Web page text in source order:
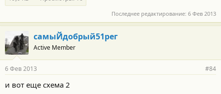
Последнее редактирование: 6 Фев 2013
самыЙдобрый51рег
Active Member
6 Фев 2013 #84
и вот еще схема 2